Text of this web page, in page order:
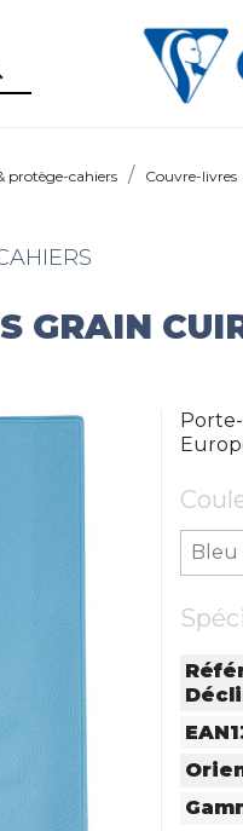
protège-cahiers Couvre-livres
GRAIN